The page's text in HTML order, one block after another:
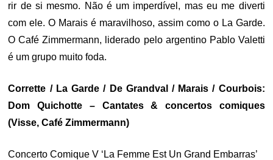
rir de si mesmo. Não é um imperdível, mas eu me diverti
com ele. O Marais é maravilhoso, assim como o La Garde.
O Café Zimmermann, liderado pelo argentino Pablo Valetti
é um grupo muito foda.
Corrette / La Garde / De Grandval / Marais / Courbois:
Dom Quichotte – Cantates & concertos comiques
(Visse, Café Zimmermann)
Concerto Comique V ‘La Femme Est Un Grand Embarras’